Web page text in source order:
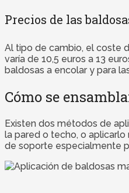
Precios de las
Al tipo de cambio, el coste
varía de 10,5 euros a 13
baldosas a encolar y para
Cómo se
Existen dos métodos de
la pared o techo, o
de soporte especialmente